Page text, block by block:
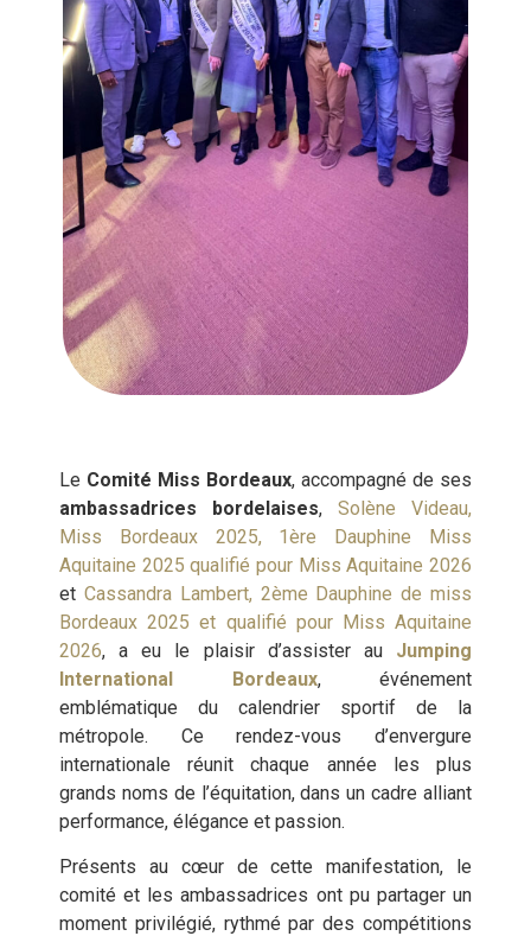
Le Comité Miss Bordeaux, accompagné de ses
ambassadrices bordelaises, Solène Videau,
Miss Bordeaux 2025, 1ère Dauphine Miss
Aquitaine 2025 qualifié pour Miss Aquitaine 2026
et Cassandra Lambert, 2ème Dauphine de miss
Bordeaux 2025 et qualifié pour Miss Aquitaine
2026, a eu le plaisir d’assister au Jumping
International Bordeaux, événement
emblématique du calendrier sportif de la
métropole. Ce rendez-vous d’envergure
internationale réunit chaque année les plus
grands noms de l’équitation, dans un cadre alliant
performance, élégance et passion.
Présents au cœur de cette manifestation, le
comité et les ambassadrices ont pu partager un
moment privilégié, rythmé par des compétitions